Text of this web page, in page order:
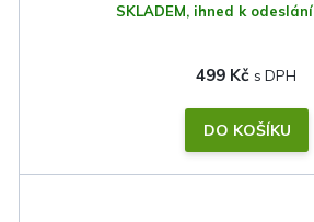
SKLADEM, ihned k odeslání
499 Kč
DO KOŠÍKU